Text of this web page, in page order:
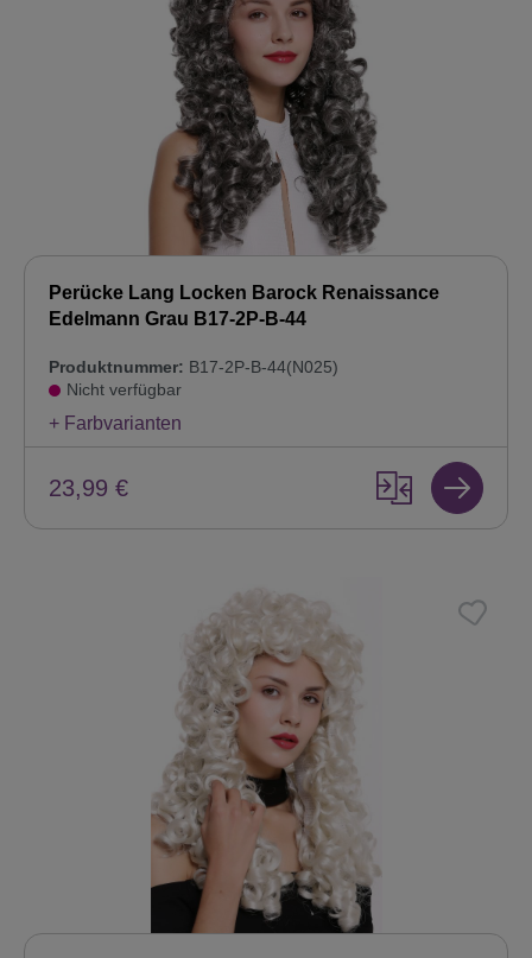
Perücke Lang Locken Barock Renaissance
Edelmann Grau B17-2P-B-44
Produktnummer: B17-2P-B-44(N025)
Nicht verfügbar
+ Farbvarianten
23,99 €